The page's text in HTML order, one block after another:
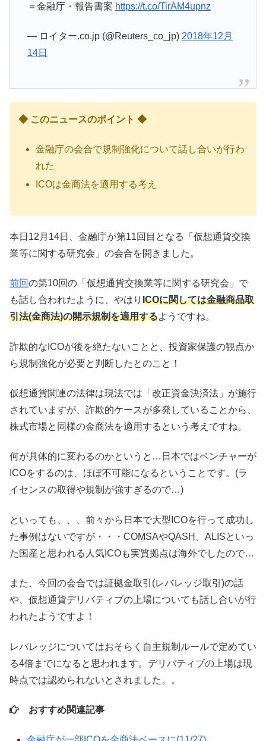
＝金融庁・報告書案 https://t.co/TirAM4upnz
— ロイター.co.jp (@Reuters_co_jp) 2018年12月
14日
◆ このニュースのポイント ◆
金融庁の会合で規制強化について話し合いが行わ
れた
ICOは金商法を適用する考え
本日12月14日、金融庁が第11回目となる「仮想通貨交換
業等に関する研究会」の会合を開きました。
前回の第10回の「仮想通貨交換業等に関する研究会」で
も話し合われたように、やはり ICOに関しては金融商品取
引法(金商法)の開示規制を適用するようですね。
詐欺的なICOが後を絶たないことと、投資家保護の観点か
ら規制強化が必要と判断したとのこと！
仮想通貨関連の法律は現法では「改正資金決済法」が施行
されていますが、詐欺的ケースが多発していることから、
株式市場と同様の金商法を適用するという考えですね。
何が具体的に変わるのかというと…日本ではベンチャーが
ICOをするのは、ほぼ不可能になるということです。(ラ
イセンスの取得や規制が強すぎるので…)
といっても、、、前々から日本で大型ICOを行って成功し
た事例はないですが・・・COMSAやQASH、ALISといっ
た国産と思われる人気ICOも実質拠点は海外でしたので…
また、今回の会合では証拠金取引(レバレッジ取引)の話
や、仮想通貨デリバティブの上場についても話し合いが行
われたようですよ！
レバレッジについてはおそらく自主規制ルールで定めてい
る4倍までになると思われます。デリバティブの上場は現
時点では認められないとされました。。
おすすめ関連記事